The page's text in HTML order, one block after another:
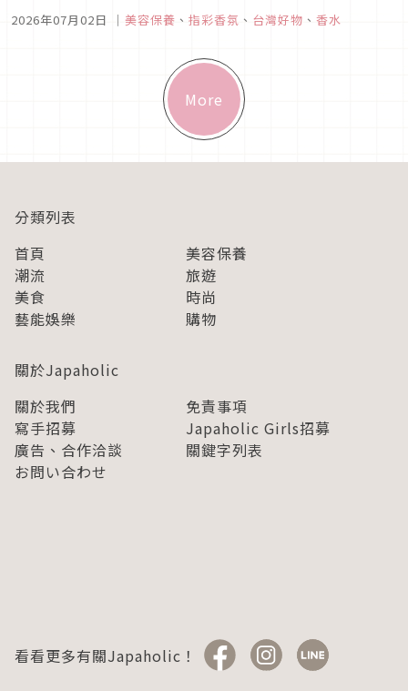
燭，精選2026夏季最值得收藏的精品香氛新品，讓香氣陪你展
2026年07月02日 ｜ 美容保養 、 指彩香氛 、 台灣好物 、 香水
More
分類列表
首頁
美容保養
潮流
旅遊
美食
時尚
藝能娛樂
購物
關於Japaholic
關於我們
免責事項
寫手招募
Japaholic Girls招募
廣告、合作洽談
關鍵字列表
お問い合わせ
看看更多有關Japaholic！